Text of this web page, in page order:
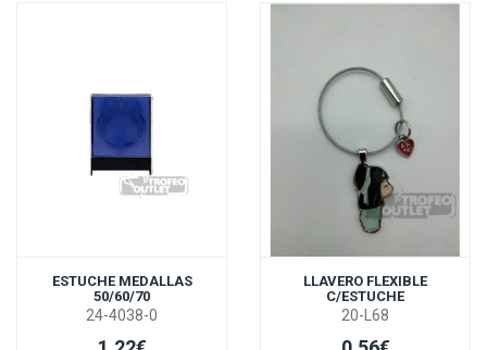
ESTUCHE MEDALLAS
50/60/70
24-4038-0
LLAVERO FLEXIBLE
C/ESTUCHE
20-L68